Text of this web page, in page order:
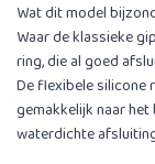
Wat dit model
Waar de klassieke
ring, die al goed
De flexibele silicone
gemakkelijk naar
waterdichte